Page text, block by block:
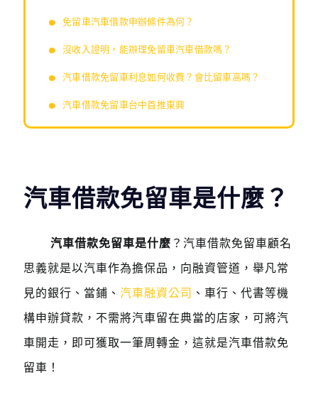
免留車汽車借款申辦條件為何？
沒收入證明，能辦理免留車汽車借款嗎？
汽車借款免留車利息如何收費？會比留車高嗎？
汽車借款免留車台中首推東興
汽車借款免留車是什麼？
汽車借款免留車是什麼 ？汽車借款免留車顧名
思義就是以汽車作為擔保品，向融資管道，舉凡常
見的銀行、當鋪、 汽車融資公司 、車行、代書等機
構申辦貸款，不需將汽車留在典當的店家，可將汽
車開走，即可獲取一筆周轉金，這就是汽車借款免
留車！